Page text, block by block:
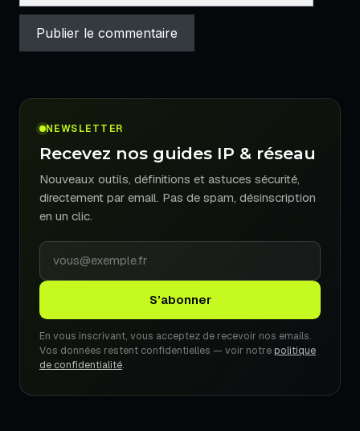
NEWSLETTER
Recevez nos guides IP & réseau
Nouveaux outils, définitions et astuces sécurité,
directement par email. Pas de spam, désinscription
en un clic.
Votre
adresse
e-
S’abonner
En vous inscrivant, vous acceptez de recevoir nos emails.
Vos données restent confidentielles — voir notrepolitique
de confidentialité.